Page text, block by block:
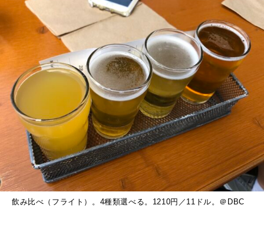
飲み比べ（フライト）。4種類選べる。1210円／11ドル。＠DBC